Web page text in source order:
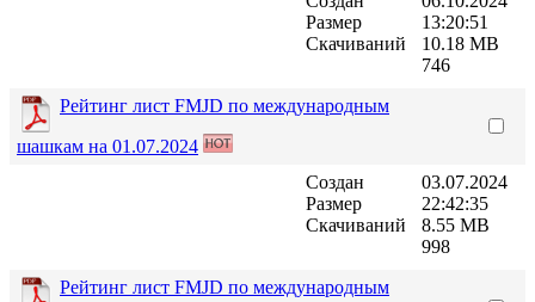
Размер
Скачиваний
13:20:51
10.18 MB
746
Рейтинг лист FMJD по международным
шашкам на 01.07.2024
Создан
Размер
Скачиваний
03.07.2024
22:42:35
8.55 MB
998
Рейтинг лист FMJD по международным